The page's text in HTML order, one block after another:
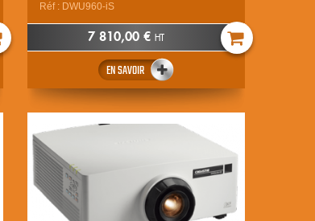
Réf : DWU960-iS
7 810,00 € HT
EN SAVOIR